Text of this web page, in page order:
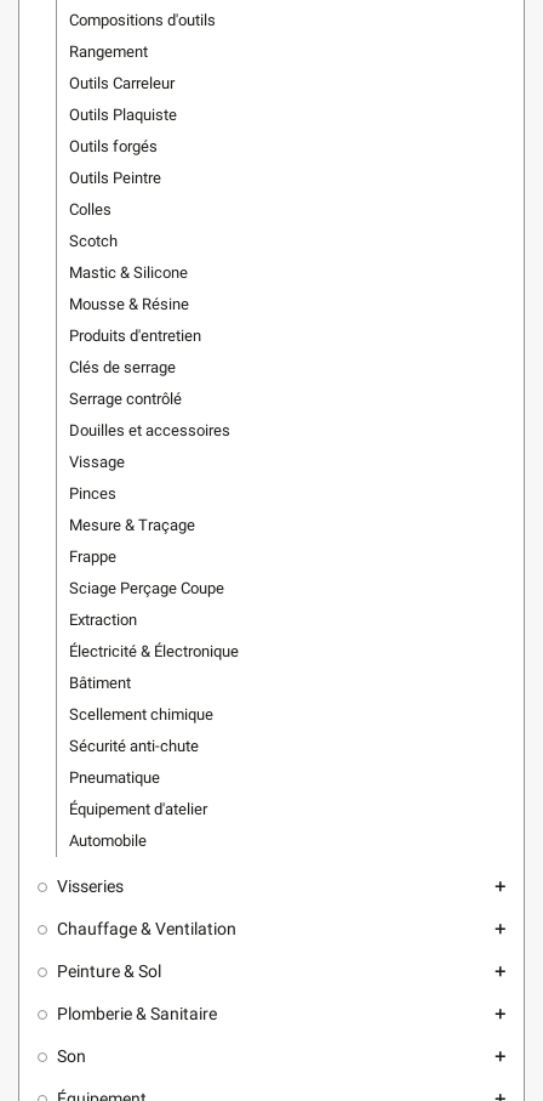
Compositions d'outils
Rangement
Outils Carreleur
Outils Plaquiste
Outils forgés
Outils Peintre
Colles
Scotch
Mastic & Silicone
Mousse & Résine
Produits d'entretien
Clés de serrage
Serrage contrôlé
Douilles et accessoires
Vissage
Pinces
Mesure & Traçage
Frappe
Sciage Perçage Coupe
Extraction
Électricité & Électronique
Bâtiment
Scellement chimique
Sécurité anti-chute
Pneumatique
Équipement d'atelier
Automobile
Visseries add
Chauffage & Ventilation add
Peinture & Sol add
Plomberie & Sanitaire add
Son add